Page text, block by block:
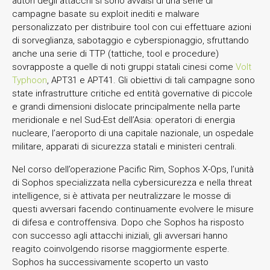
campagne basate su exploit inediti e malware
personalizzato per distribuire tool con cui effettuare azioni
di sorveglianza, sabotaggio e cyberspionaggio, sfruttando
anche una serie di TTP (tattiche, tool e procedure)
sovrapposte a quelle di noti gruppi statali cinesi come Volt
Typhoon, APT31 e APT41. Gli obiettivi di tali campagne sono
state infrastrutture critiche ed entità governative di piccole
e grandi dimensioni dislocate principalmente nella parte
meridionale e nel Sud-Est dell’Asia: operatori di energia
nucleare, l’aeroporto di una capitale nazionale, un ospedale
militare, apparati di sicurezza statali e ministeri centrali.
Nel corso dell’operazione Pacific Rim, Sophos X-Ops, l’unità
di Sophos specializzata nella cybersicurezza e nella threat
intelligence, si è attivata per neutralizzare le mosse di
questi avversari facendo continuamente evolvere le misure
di difesa e controffensiva. Dopo che Sophos ha risposto
con successo agli attacchi iniziali, gli avversari hanno
reagito coinvolgendo risorse maggiormente esperte.
Sophos ha successivamente scoperto un vasto